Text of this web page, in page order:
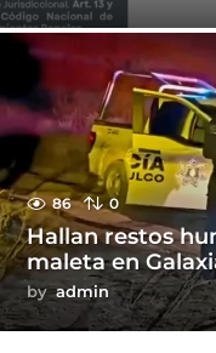
86 0
Hallan restos
maleta en
by admin